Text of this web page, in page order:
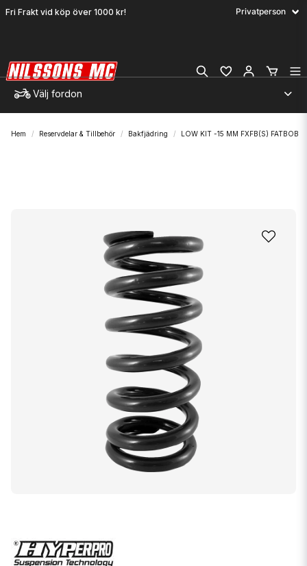
Fri Frakt vid köp över 1000 kr!
Välj fordon
Hem Reservdelar & Tillbehör Bakfjädring LOW KIT -15 MM FXFB(S) FATBOB